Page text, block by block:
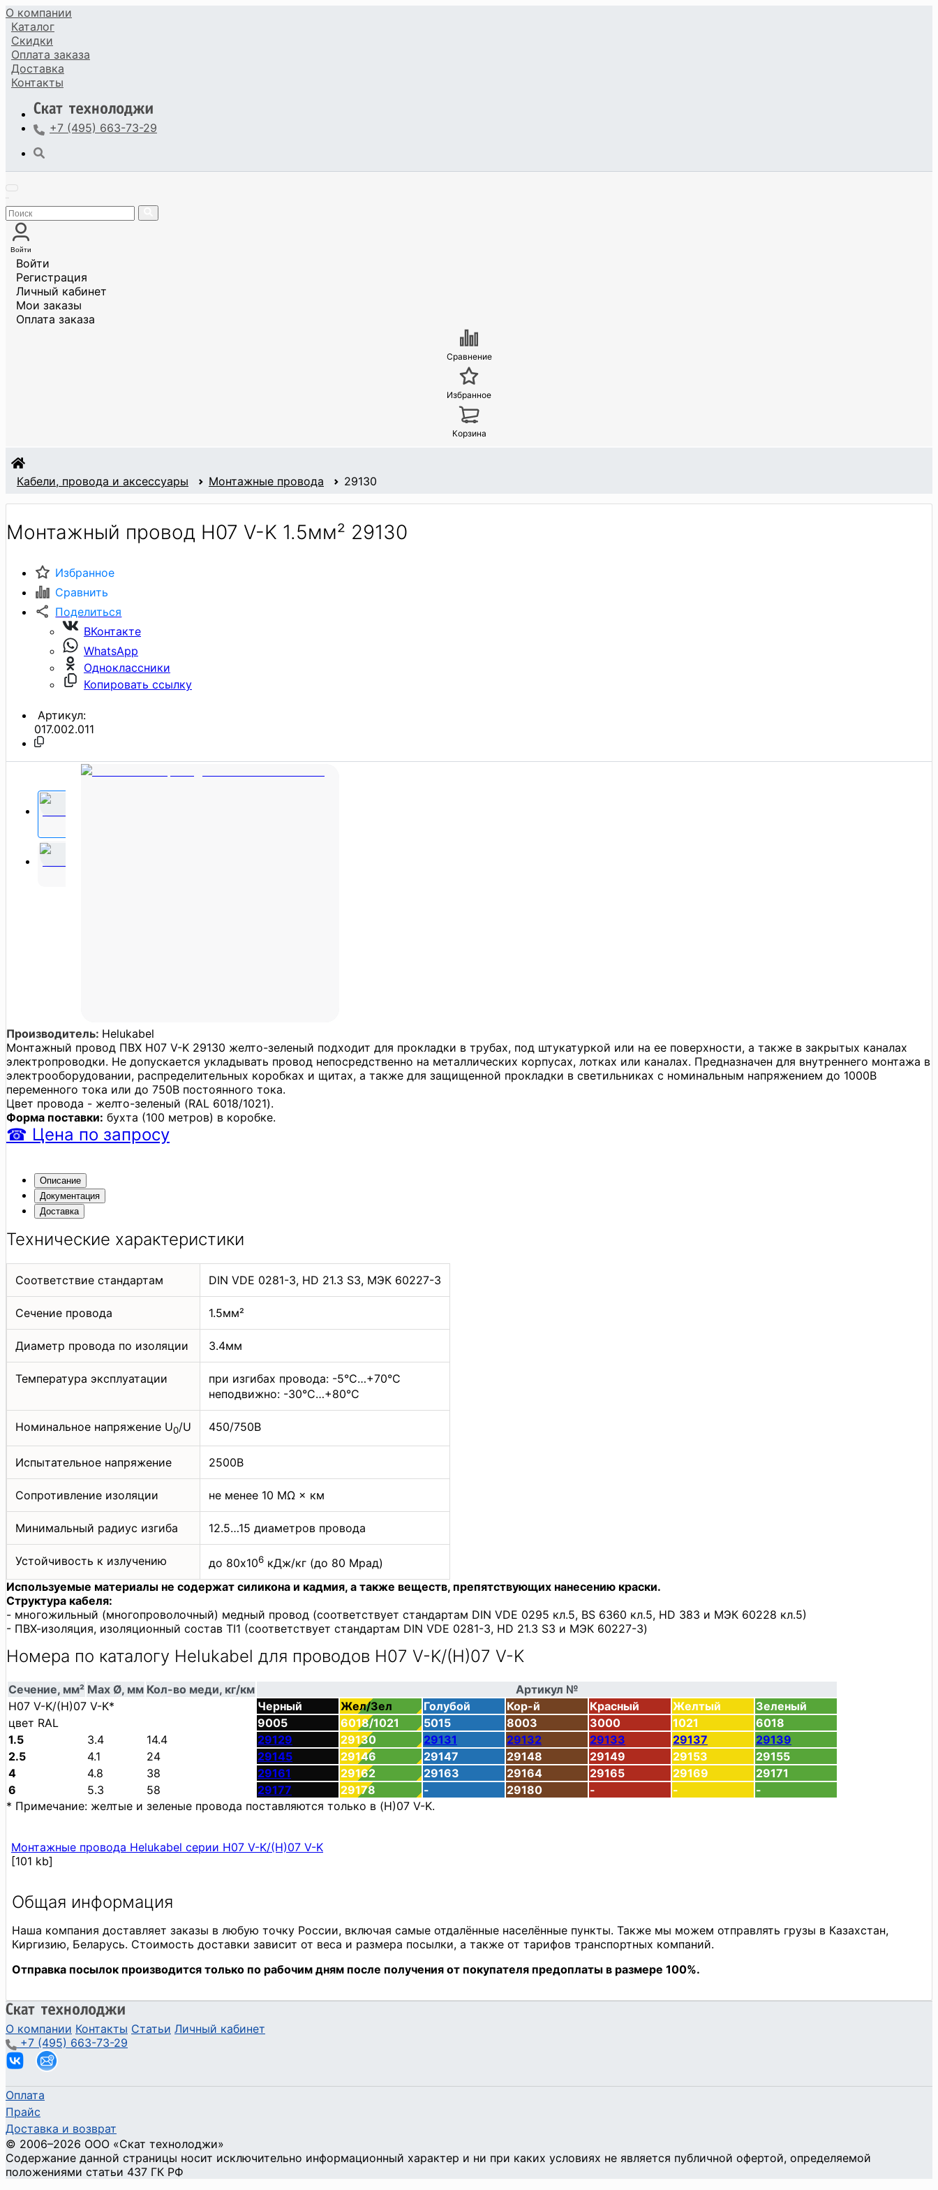
О компании
Каталог
Скидки
Оплата заказа
Доставка
Контакты
+7 (495) 663-73-29
Войти
Войти
Регистрация
Личный кабинет
Мои заказы
Оплата заказа
Сравнение
Избранное
Корзина
Кабели, провода и аксессуары Монтажные провода 29130
Монтажный провод H07 V-K 1.5мм² 29130
Избранное
Сравнить
Поделиться
ВКонтакте
WhatsApp
Одноклассники
Копировать ссылку
Артикул:
017.002.011
Производитель: Helukabel
Монтажный провод ПВХ H07 V-K 29130 желто-зеленый подходит для прокладки в трубах, под штукатуркой или на ее поверхности, а также в закрытых каналах
электропроводки. Не допускается укладывать провод непосредственно на металлических корпусах, лотках или каналах. Предназначен для внутреннего монтажа в
электрооборудовании, распределительных коробках и щитах, а также для защищенной прокладки в светильниках с номинальным напряжением до 1000В
переменного тока или до 750В постоянного тока.
Цвет провода - желто-зеленый (RAL 6018/1021).
Форма поставки: бухта (100 метров) в коробке.
☎ Цена по запросу
Описание
Документация
Доставка
Технические характеристики
Соответствие стандартам DIN VDE 0281-3, HD 21.3 S3, МЭК 60227-3
Сечение провода 1.5мм²
Диаметр провода по изоляции 3.4мм
Температура эксплуатации
при изгибах провода: -5°C…+70°C
неподвижно: -30°C…+80°C
Номинальное напряжение U0/U 450/750В
Испытательное напряжение 2500В
Сопротивление изоляции не менее 10 МΩ × км
Минимальный радиус изгиба 12.5…15 диаметров провода
Устойчивость к излучению до 80х106 кДж/кг (до 80 Мрад)
Используемые материалы не содержат силикона и кадмия, а также веществ, препятствующих нанесению краски.
Структура кабеля:
- многожильный (многопроволочный) медный провод (соответствует стандартам DIN VDE 0295 кл.5, BS 6360 кл.5, HD 383 и МЭК 60228 кл.5)
- ПВХ-изоляция, изоляционный состав TI1 (соответствует стандартам DIN VDE 0281-3, HD 21.3 S3 и МЭК 60227-3)
Номера по каталогу Helukabel для проводов H07 V-K/(H)07 V-K
Сечение, мм² Max Ø, мм Кол-во меди, кг/км
Артикул №
H07 V-K/(H)07 V-K*
Черный Жел/Зел Голубой Кор-й Красный Желтый
Зеленый
цвет RAL
9005 6018/1021 5015 8003 3000 1021
6018
1.5
3.4 14.4 29129 29130 29131 29132 29133 29137
29139
2.5
4.1 24 29145 29146 29147 29148 29149 29153
29155
4
4.8 38 29161 29162 29163 29164 29165 29169
29171
6
5.3 58 29177 29178 - 29180 - -
-
* Примечание: желтые и зеленые провода поставляются только в (H)07 V-K.
Монтажные провода Helukabel серии H07 V-K/(H)07 V-K
[101 kb]
О компании Контакты Статьи Личный кабинет
+7 (495) 663-73-29
Оплата
Прайс
Доставка и возврат
© 2006–2026 ООО «Скат технолоджи»
Содержание данной страницы носит исключительно информационный характер и ни при каких условиях не является публичной офертой, определяемой
положениями статьи 437 ГК РФ